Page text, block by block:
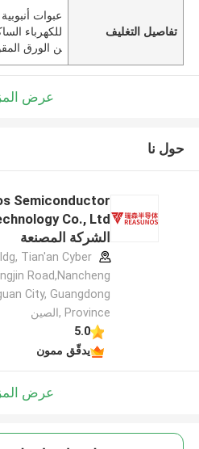
تفاصيل التغليف
عبوات
للكهرباء
ن الورق
عرض
حول نا
Semiconductor
الشركة المصنعة
Tian'an Cyber
Road,Nancheng
City, Guangdong
Province ,الصين
5.0
يدقّق ممون
عرض